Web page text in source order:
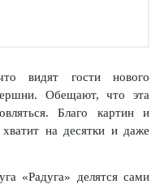
видят гости нового
Обещают, что эта
Благо картин и
на десятки и даже
«Радуга» делятся сами